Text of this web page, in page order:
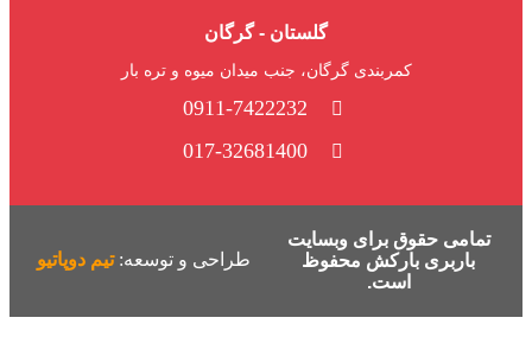
گلستان - گرگان
کمربندی گرگان، جنب میدان میوه و تره بار
0911-7422232
017-32681400
تمامی حقوق برای وبسایت
باربری بارکش محفوظ
است.
طراحی و توسعه:تیم دوپاتیو